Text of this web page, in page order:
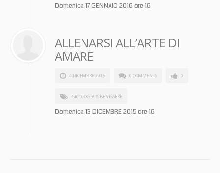
Domenica 17 GENNAIO 2016 ore 16
ALLENARSI ALL’ARTE DI
AMARE
4 DICEMBRE 2015 0 COMMENTS 0
PSICOLOGIA & BENESSERE
Domenica 13 DICEMBRE 2015 ore 16